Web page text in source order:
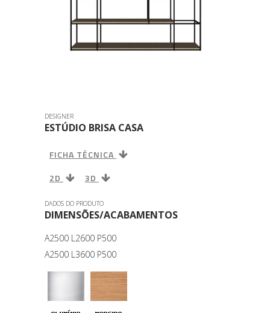
DESIGNER
ESTÚDIO BRISA CASA
FICHA TÉCNICA
2D
3D
DADOS DO PRODUTO
DIMENSÕES/ACABAMENTOS
A2500 L2600 P500
A2500 L3600 P500